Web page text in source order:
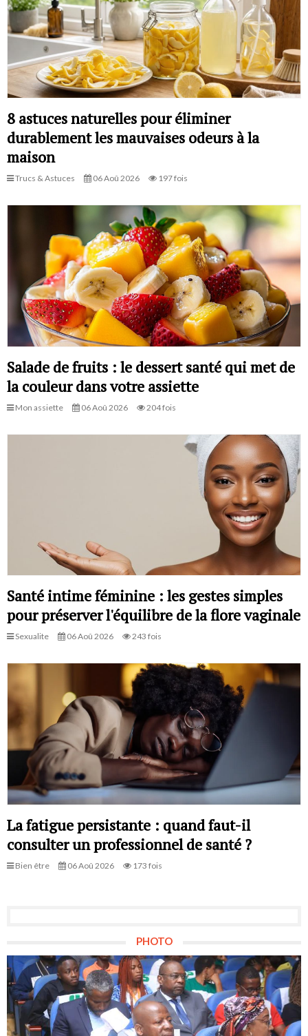
8 astuces naturelles pour éliminer
durablement les mauvaises odeurs à la
maison
Trucs & Astuces 06 Aoû 2026 197 fois
Salade de fruits : le dessert santé qui met de
la couleur dans votre assiette
Mon assiette 06 Aoû 2026 204 fois
Santé intime féminine : les gestes simples
pour préserver l'équilibre de la flore vaginale
Sexualite 06 Aoû 2026 243 fois
La fatigue persistante : quand faut-il
consulter un professionnel de santé ?
Bien être 06 Aoû 2026 173 fois
PHOTO